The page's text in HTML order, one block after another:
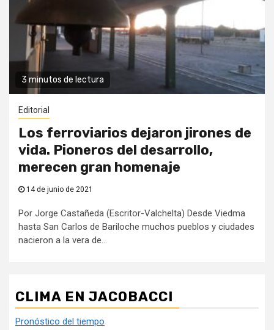
3 minutos de lectura
Editorial
Los ferroviarios dejaron jirones de
vida. Pioneros del desarrollo,
merecen gran homenaje
14 de junio de 2021
Por Jorge Castañeda (Escritor-Valchelta) Desde Viedma
hasta San Carlos de Bariloche muchos pueblos y ciudades
nacieron a la vera de...
CLIMA EN JACOBACCI
Pronóstico del tiempo